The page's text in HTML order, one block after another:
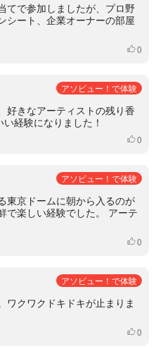
てで参加しましたが、プロ野
シート、企業オーナーの部屋
いいね
0
アソビュー！で体験
好きなアーティストの残り香
経験になりました！
いいね
0
アソビュー！で体験
東京ドームに朝から入るのが
で楽しい経験でした。 アーテ
いいね
0
アソビュー！で体験
ワクワクドキドキが止まりま
いいね
0